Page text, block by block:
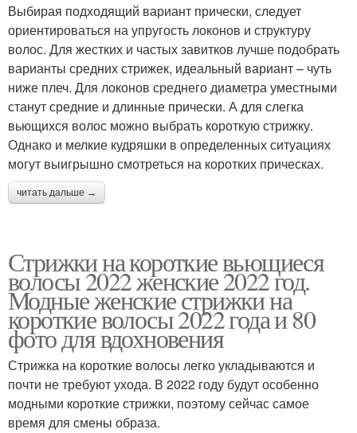
Выбирая подходящий вариант прически, следует
ориентироваться на упругость локонов и структуру
волос. Для жестких и частых завитков лучше подобрать
варианты средних стрижек, идеальный вариант – чуть
ниже плеч. Для локонов среднего диаметра уместными
станут средние и длинные прически. А для слегка
вьющихся волос можно выбрать короткую стрижку.
Однако и мелкие кудряшки в определенных ситуациях
могут выигрышно смотреться на коротких прическах.
читать дальше →
Стрижки на короткие вьющиеся
волосы 2022 женские 2022 год.
Модные женские стрижки на
короткие волосы 2022 года и 80
фото для вдохновения
Стрижка на короткие волосы легко укладываются и
почти не требуют ухода. В 2022 году будут особенно
модными короткие стрижки, поэтому сейчас самое
время для смены образа.